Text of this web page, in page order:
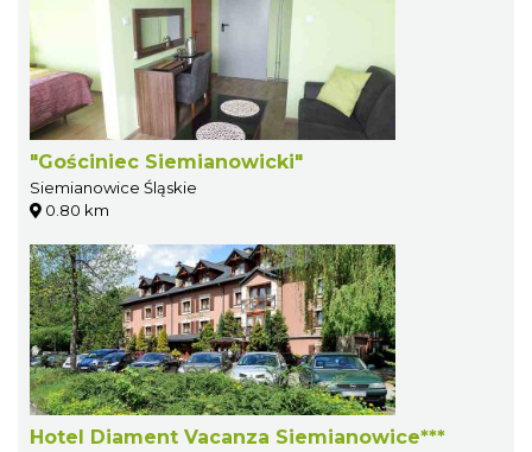
"Gościniec Siemianowicki"
Siemianowice Śląskie
0.80 km
Hotel Diament Vacanza Siemianowice***